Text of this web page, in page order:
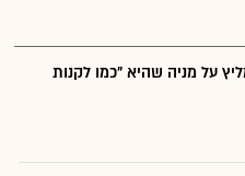
על מניה שהיא "כמו לקנות